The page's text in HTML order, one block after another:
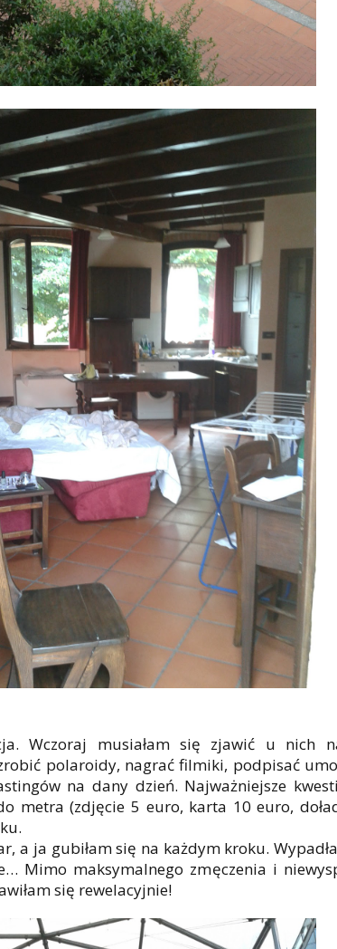
Wczoraj musiałam się zjawić u nich
polaroidy, nagrać filmiki, podpisać
na dany dzień. Najważniejsze
metra (zdjęcie 5 euro, karta 10 euro,
a ja gubiłam się na każdym kroku.
Mimo maksymalnego zmęczenia i
się rewelacyjnie!